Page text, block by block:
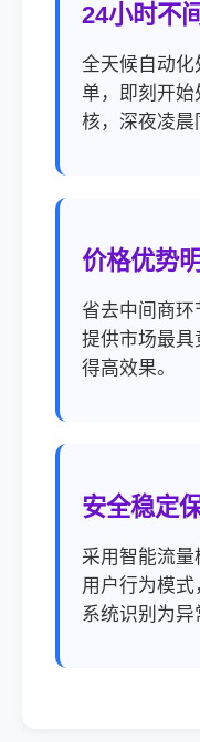
24小时不
全天候自动化
单，即刻开
核，深夜凌晨
价格优势
省去中间商环
提供市场最具
得高效果。
安全稳定
采用智能流
用户行为模
系统识别为异